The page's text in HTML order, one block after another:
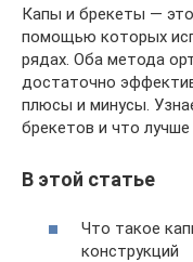
Капы и брекеты —
помощью которых
рядах. Оба метода
достаточно
плюсы и минусы.
брекетов и что
В этой статье
Что такое
конструкций